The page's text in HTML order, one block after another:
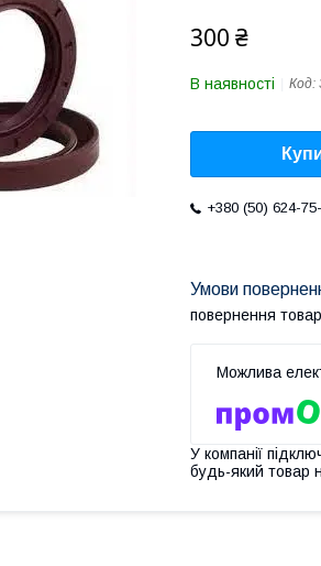
300 ₴
В наявності Код:
+380 (50) 624-
повернення
У компанії
будь-який товар